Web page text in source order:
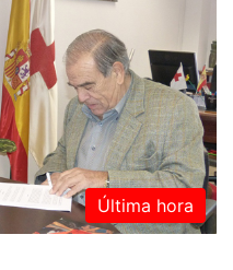
Última hora